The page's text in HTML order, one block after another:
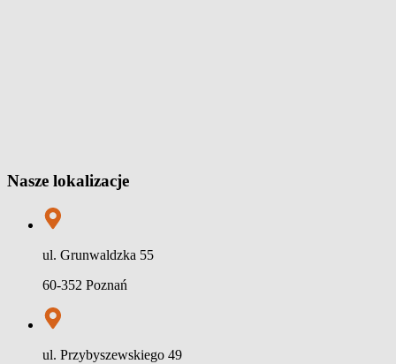
Nasze lokalizacje
ul. Grunwaldzka 55
60-352 Poznań
ul. Przybyszewskiego 49